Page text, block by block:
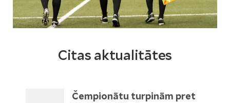
Citas aktualitātes
Čempionātu turpinām pret